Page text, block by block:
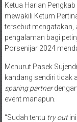
Ketua Harian
mewakili Ketum
tersebut mengatakan,
pengalaman bagi
Porsenijar 2024
Menurut Pasek
kandang sendiri tidak
sparing partner
event manapun.
“Sudah tentu try outini